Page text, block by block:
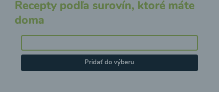
Recepty podľa surovín, ktoré máte
doma
Pridať do výberu